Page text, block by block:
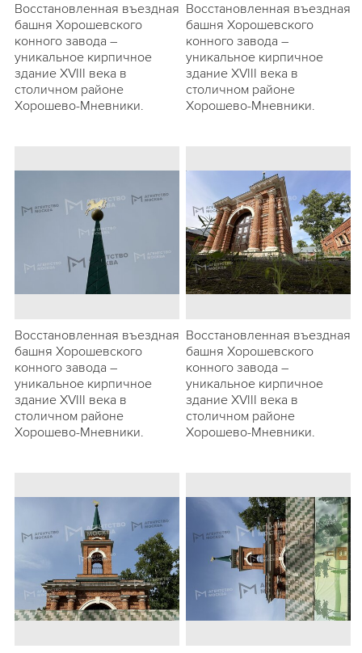
Восстановленная въездная
башня Хорошевского
конного завода –
уникальное кирпичное
здание XVIII века в
столичном районе
Хорошево-Мневники.
Восстановленная въездная
башня Хорошевского
конного завода –
уникальное кирпичное
здание XVIII века в
столичном районе
Хорошево-Мневники.
Восстановленная въездная
башня Хорошевского
конного завода –
уникальное кирпичное
здание XVIII века в
столичном районе
Хорошево-Мневники.
Восстановленная въездная
башня Хорошевского
конного завода –
уникальное кирпичное
здание XVIII века в
столичном районе
Хорошево-Мневники.